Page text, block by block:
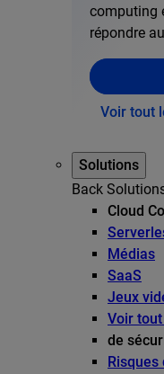
computing
répondre
Voir tout
Solutions
Back
Cloud
Médias
SaaS
Jeux
Voir
de